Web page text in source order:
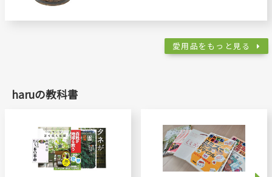
愛用品をもっと見る
haruの教科書